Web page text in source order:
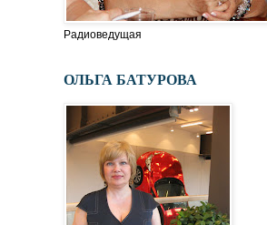
Радиоведущая
ОЛЬГА БАТУРОВА